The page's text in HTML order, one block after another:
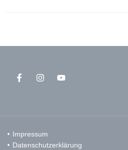
Impressum
Datenschutzerklärung